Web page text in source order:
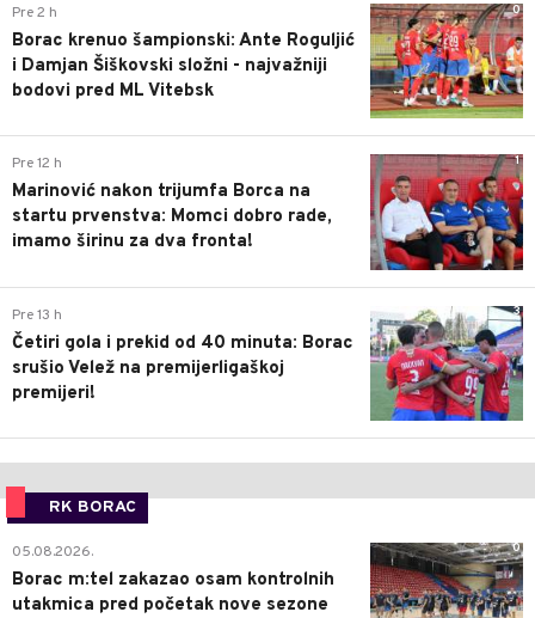
0
Pre 2 h
Borac krenuo šampionski: Ante Roguljić
i Damjan Šiškovski složni - najvažniji
bodovi pred ML Vitebsk
1
Pre 12 h
Marinović nakon trijumfa Borca na
startu prvenstva: Momci dobro rade,
imamo širinu za dva fronta!
3
Pre 13 h
Četiri gola i prekid od 40 minuta: Borac
srušio Velež na premijerligaškoj
premijeri!
RK BORAC
0
05.08.2026.
Borac m:tel zakazao osam kontrolnih
utakmica pred početak nove sezone